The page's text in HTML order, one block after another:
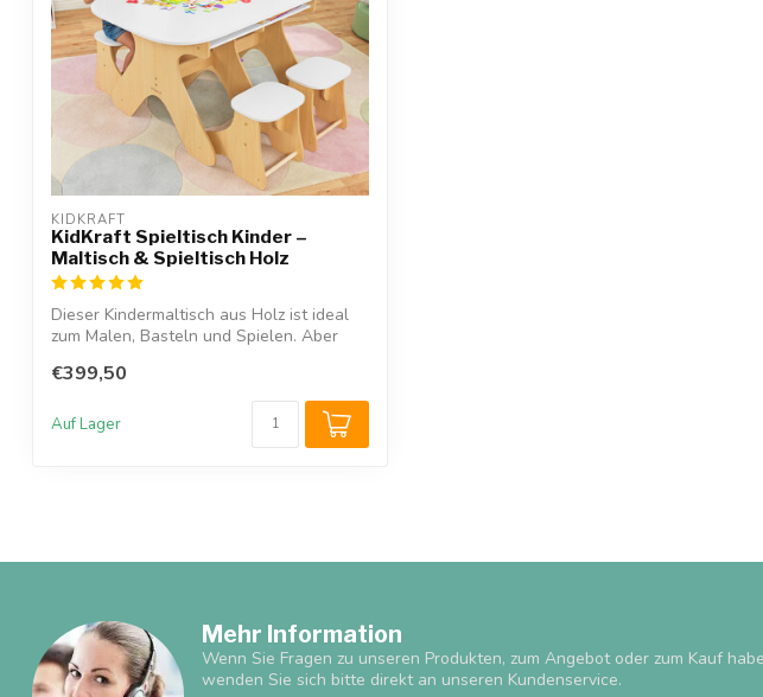
KIDKRAFT
KidKraft Spieltisch Kinder –
Maltisch & Spieltisch Holz
Dieser Kindermaltisch aus Holz ist ideal
zum Malen, Basteln und Spielen. Aber
€399,50
Auf Lager
Mehr Information
Wenn Sie Fragen zu unseren Produkten, zum Angebot oder zum Kauf
wenden Sie sich bitte direkt an unseren Kundenservice.